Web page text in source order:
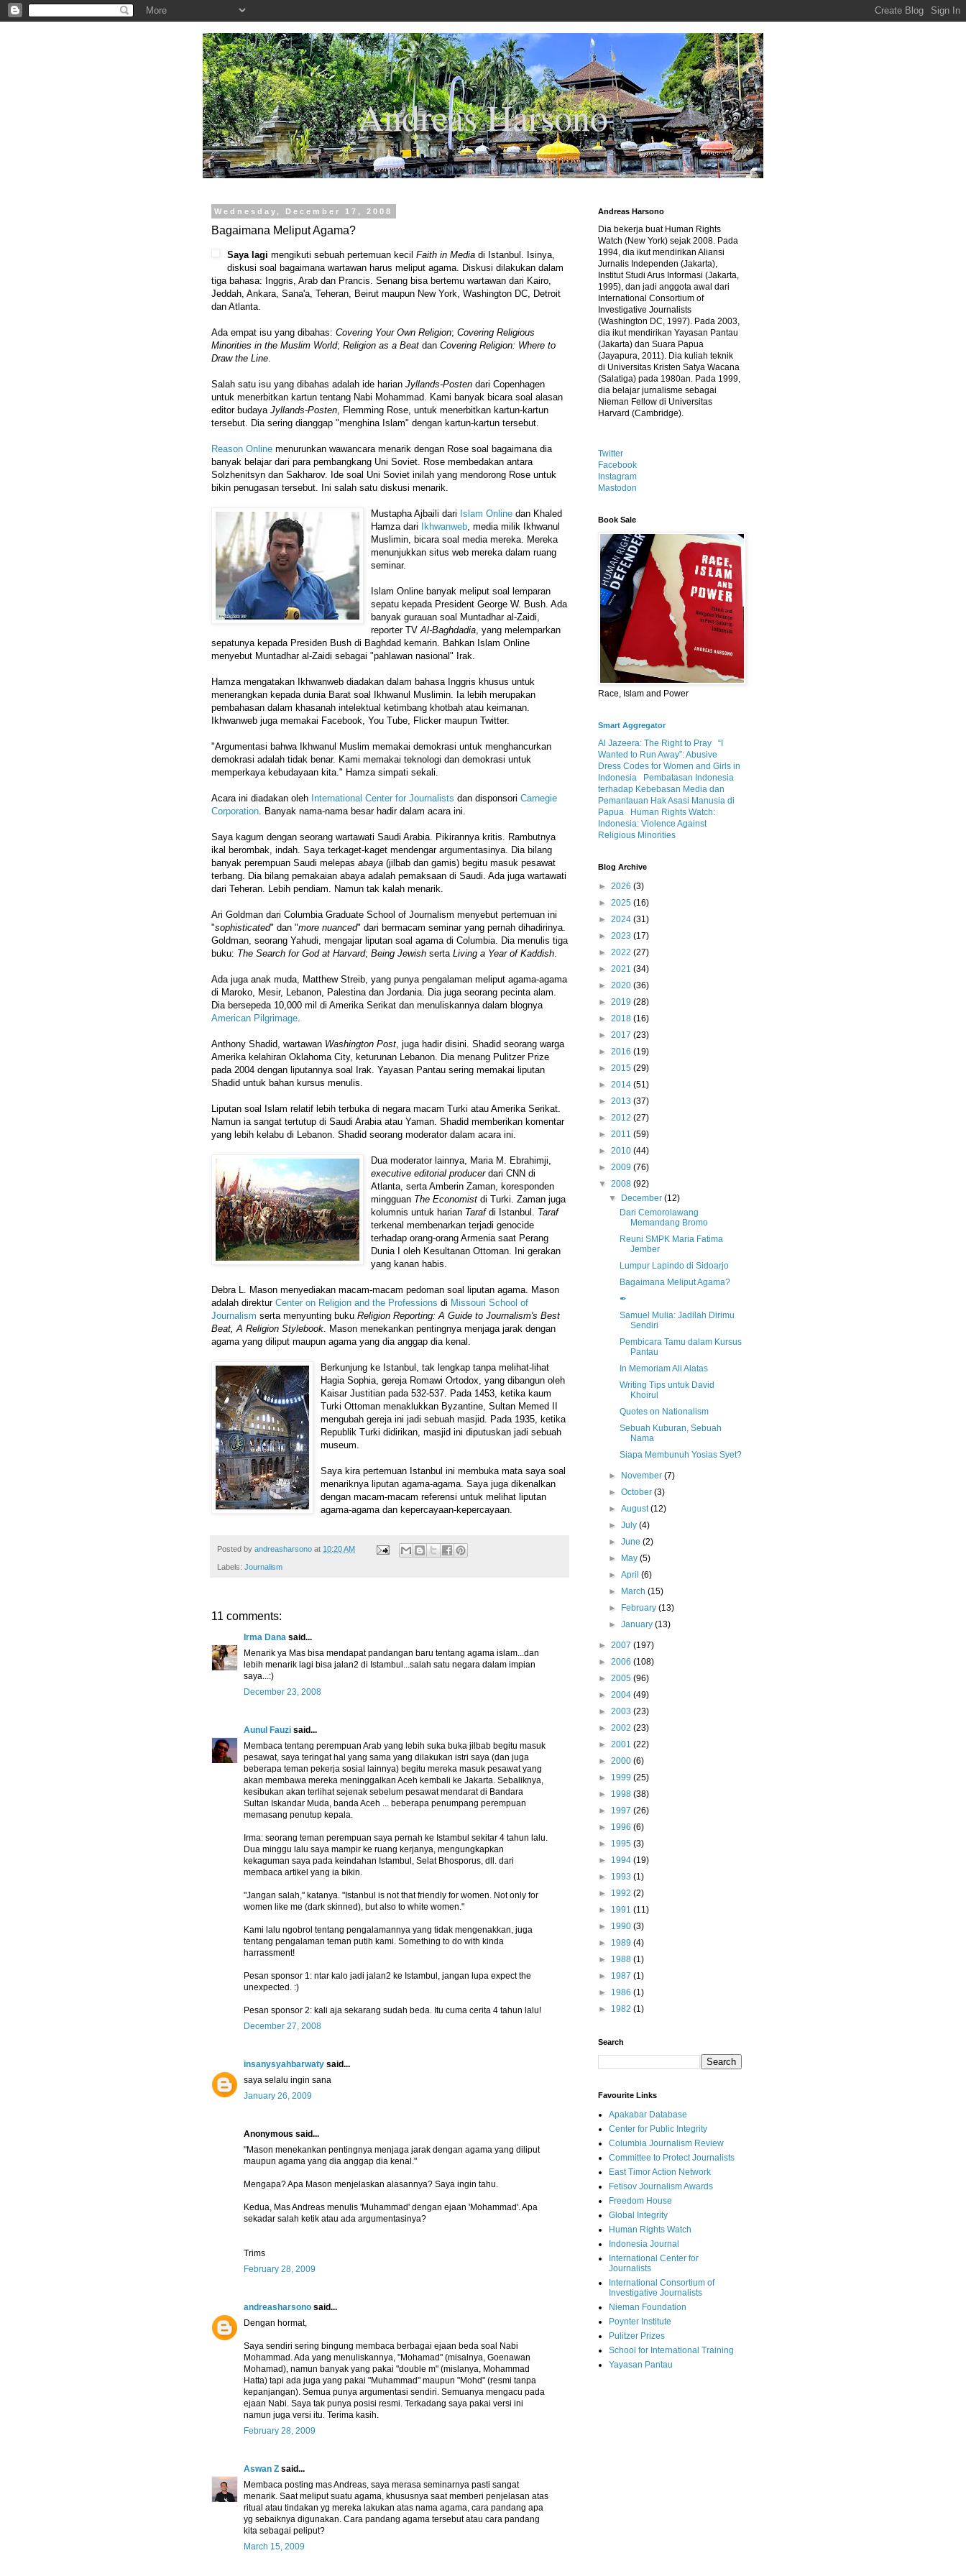
.
Andreas Harsono
Wednesday, December 17, 2008
Bagaimana Meliput Agama?
Sayalagi mengikuti sebuah pertemuan kecil Faith in Media di Istanbul. Isinya,
diskusi soal bagaimana wartawan harus meliput agama. Diskusi dilakukan dalam
tiga bahasa: Inggris, Arab dan Prancis. Senang bisa bertemu wartawan dari Kairo,
Jeddah, Ankara, Sana'a, Teheran, Beirut maupun New York, Washington DC, Detroit
dan Atlanta.
Ada empat isu yang dibahas: Covering Your Own Religion; Covering Religious
Minorities in the Muslim World; Religion as a Beat dan Covering Religion: Where to
Draw the Line.
Salah satu isu yang dibahas adalah ide harian Jyllands-Posten dari Copenhagen
untuk menerbitkan kartun tentang Nabi Mohammad. Kami banyak bicara soal alasan
editor budaya Jyllands-Posten, Flemming Rose, untuk menerbitkan kartun-kartun
tersebut. Dia sering dianggap "menghina Islam" dengan kartun-kartun tersebut.
Reason Online menurunkan wawancara menarik dengan Rose soal bagaimana dia
banyak belajar dari para pembangkang Uni Soviet. Rose membedakan antara
Solzhenitsyn dan Sakharov. Ide soal Uni Soviet inilah yang mendorong Rose untuk
bikin penugasan tersebut. Ini salah satu diskusi menarik.
Mustapha Ajbaili dari Islam Online dan Khaled
Hamza dari
Ikhwanweb, media milik Ikhwanul
Muslimin, bicara soal media mereka. Mereka
menunjukkan situs web mereka dalam ruang
seminar.
Islam Online banyak meliput soal lemparan
sepatu kepada President George W. Bush. Ada
banyak gurauan soal Muntadhar al-Zaidi,
reporter TVAl-Baghdadia, yang melemparkan
sepatunya kepada Presiden Bush di Baghdad kemarin. Bahkan Islam Online
menyebut Muntadhar al-Zaidi sebagai "pahlawan nasional" Irak.
Hamza mengatakan Ikhwanweb diadakan dalam bahasa Inggris khusus untuk
menerangkan kepada dunia Barat soal Ikhwanul Muslimin. Ia lebih merupakan
pembahasan dalam khasanah intelektual ketimbang khotbah atau keimanan.
Ikhwanweb juga memakai Facebook, You Tube, Flicker maupun Twitter.
"Argumentasi bahwa Ikhwanul Muslim memakai demokrasi untuk menghancurkan
demokrasi adalah tidak benar. Kami memakai teknologi dan demokrasi untuk
memperkaya kebudayaan kita." Hamza simpati sekali.
Acara ini diadakan oleh International Center for Journalists dan disponsori Carnegie
Corporation. Banyak nama-nama besar hadir dalam acara ini.
Saya kagum dengan seorang wartawati Saudi Arabia. Pikirannya kritis. Rambutnya
ikal berombak, indah. Saya terkaget-kaget mendengar argumentasinya. Dia bilang
banyak perempuan Saudi melepas abaya (jilbab dan gamis) begitu masuk pesawat
terbang. Dia bilang pemakaian abaya adalah pemaksaan di Saudi. Ada juga wartawati
dari Teheran. Lebih pendiam. Namun tak kalah menarik.
Ari Goldman dari Columbia Graduate School of Journalism menyebut pertemuan ini
"sophisticated" dan "more nuanced" dari bermacam seminar yang pernah dihadirinya.
Goldman, seorang Yahudi, mengajar liputan soal agama di Columbia. Dia menulis tiga
buku: The Search for God at Harvard; Being Jewish serta Living a Year of Kaddish.
Ada juga anak muda, Matthew Streib, yang punya pengalaman meliput agama-agama
di Maroko, Mesir, Lebanon, Palestina dan Jordania. Dia juga seorang pecinta alam.
Dia bersepeda 10,000 mil di Amerika Serikat dan menuliskannya dalam blognya
American Pilgrimage.
Anthony Shadid, wartawan Washington Post, juga hadir disini. Shadid seorang warga
Amerika kelahiran Oklahoma City, keturunan Lebanon. Dia menang Pulitzer Prize
pada 2004 dengan liputannya soal Irak. Yayasan Pantau sering memakai liputan
Shadid untuk bahan kursus menulis.
Liputan soal Islam relatif lebih terbuka di negara macam Turki atau Amerika Serikat.
Namun ia sangat tertutup di Saudi Arabia atau Yaman. Shadid memberikan komentar
yang lebih kelabu di Lebanon. Shadid seorang moderator dalam acara ini.
Dua moderator lainnya, Maria M. Ebrahimji,
executive editorial producerdari CNN di
Atlanta, serta Amberin Zaman, koresponden
mingguan The Economist di Turki. Zaman juga
kolumnis untuk harian Tarafdi Istanbul. Taraf
terkenal membenarkan terjadi genocide
terhadap orang-orang Armenia saat Perang
Dunia I oleh Kesultanan Ottoman. Ini gerakan
yang kanan habis.
Debra L. Mason menyediakan macam-macam pedoman soal liputan agama. Mason
adalah direktur Center on Religion and the Professions di Missouri School of
Journalism serta menyunting buku Religion Reporting: A Guide to Journalism's Best
Beat, A Religion Stylebook. Mason menekankan pentingnya menjaga jarak dengan
agama yang diliput maupun agama yang dia anggap dia kenal.
Berkunjung ke Istanbul, tak lengkap tanpa melihat-lihat
Hagia Sophia, gereja Romawi Ortodox, yang dibangun oleh
Kaisar Justitian pada 532-537. Pada 1453, ketika kaum
Turki Ottoman menaklukkan Byzantine, Sultan Memed II
mengubah gereja ini jadi sebuah masjid. Pada 1935, ketika
Republik Turki didirikan, masjid ini diputuskan jadi sebuah
museum.
Saya kira pertemuan Istanbul ini membuka mata saya soal
menariknya liputan agama-agama. Saya juga dikenalkan
dengan macam-macam referensi untuk melihat liputan
agama-agama dan kepercayaan-kepercayaan.
Posted by andreasharsono at 10:20 AM
Labels: Journalism
11 comments:
Irma Dana said...
Menarik ya Mas bisa mendapat pandangan baru tentang agama islam...dan
lebih menarik lagi bisa jalan2 di Istambul...salah satu negara dalam impian
saya...:)
December 23, 2008
Aunul Fauzi said...
Membaca tentang perempuan Arab yang lebih suka buka jilbab begitu masuk
pesawat, saya teringat hal yang sama yang dilakukan istri saya (dan juga
beberapa teman pekerja sosial lainnya) begitu mereka masuk pesawat yang
akan membawa mereka meninggalkan Aceh kembali ke Jakarta. Sebaliknya,
kesibukan akan terlihat sejenak sebelum pesawat mendarat di Bandara
Sultan Iskandar Muda, banda Aceh ... beberapa penumpang perempuan
memasang penutup kepala.
Irma: seorang teman perempuan saya pernah ke Istambul sekitar 4 tahun lalu.
Dua minggu lalu saya mampir ke ruang kerjanya, mengungkapkan
kekaguman saya pada keindahan Istambul, Selat Bhosporus, dll. dari
membaca artikel yang ia bikin.
"Jangan salah," katanya. "Istanbul is not that friendly for women. Not only for
women like me (dark skinned), but also to white women."
Kami lalu ngobrol tentang pengalamannya yang tidak mengenakkan, juga
tentang pengalaman teman putih kami. Something to do with kinda
harrassment!
Pesan sponsor 1: ntar kalo jadi jalan2 ke Istambul, jangan lupa expect the
unexpected. :)
Pesan sponsor 2: kali aja sekarang sudah beda. Itu cuma cerita 4 tahun lalu!
December 27, 2008
insanysyahbarwaty said...
saya selalu ingin sana
January 26, 2009
Anonymous said...
"Mason menekankan pentingnya menjaga jarak dengan agama yang diliput
maupun agama yang dia anggap dia kenal."
Mengapa? Apa Mason menjelaskan alasannya? Saya ingin tahu.
Kedua, Mas Andreas menulis 'Muhammad' dengan ejaan 'Mohammad'. Apa
sekadar salah ketik atau ada argumentasinya?
Trims
February 28, 2009
andreasharsono said...
Dengan hormat,
Saya sendiri sering bingung membaca berbagai ejaan beda soal Nabi
Mohammad. Ada yang menuliskannya, "Mohamad" (misalnya, Goenawan
Mohamad), namun banyak yang pakai "double m" (mislanya, Mohammad
Hatta) tapi ada juga yang pakai "Muhammad" maupun "Mohd" (resmi tanpa
kepanjangan). Semua punya argumentasi sendiri. Semuanya mengacu pada
ejaan Nabi. Saya tak punya posisi resmi. Terkadang saya pakai versi ini
namun juga versi itu. Terima kasih.
February 28, 2009
Aswan Z said...
Membaca posting mas Andreas, saya merasa seminarnya pasti sangat
menarik. Saat meliput suatu agama, khususnya saat memberi penjelasan atas
ritual atau tindakan yg mereka lakukan atas nama agama, cara pandang apa
yg sebaiknya digunakan. Cara pandang agama tersebut atau cara pandang
kita sebagai peliput?
March 15, 2009
Andreas Harsono
Dia bekerja buat Human Rights
Watch (New York) sejak 2008. Pada
1994, dia ikut mendirikan Aliansi
Jurnalis Independen (Jakarta),
Institut Studi Arus Informasi (Jakarta,
1995), dan jadi anggota awal dari
International Consortium of
Investigative Journalists
(Washington DC, 1997). Pada 2003,
dia ikut mendirikan Yayasan Pantau
(Jakarta) dan Suara Papua
(Jayapura, 2011). Dia kuliah teknik
di Universitas Kristen Satya Wacana
(Salatiga) pada 1980an. Pada 1999,
dia belajar jurnalisme sebagai
Nieman Fellow di Universitas
Harvard (Cambridge).
Twitter
Facebook
Instagram
Mastodon
Book Sale
Race, Islam and Power
Smart Aggregator
Al Jazeera: The Right to Pray
“I
Wanted to Run Away”: Abusive
Dress Codes for Women and Girls in
Indonesia
Pembatasan Indonesia
terhadap Kebebasan Media dan
Pemantauan Hak Asasi Manusia di
Papua
Human Rights Watch:
Indonesia: Violence Against
Religious Minorities
Blog Archive
► 2026 (3)
► 2025 (16)
► 2024 (31)
► 2023 (17)
► 2022 (27)
► 2021 (34)
► 2020 (36)
► 2019 (28)
► 2018 (16)
► 2017 (23)
► 2016 (19)
► 2015 (29)
► 2014 (51)
► 2013 (37)
► 2012 (27)
► 2011 (59)
► 2010 (44)
► 2009 (76)
▼ 2008 (92)
▼
December(12)
Dari Cemorolawang
Memandang Bromo
Reuni SMPK Maria Fatima
Jember
Lumpur Lapindo di Sidoarjo
Bagaimana Meliput Agama?
✒
Samuel Mulia: Jadilah Dirimu
Sendiri
Pembicara Tamu dalam Kursus
Pantau
In Memoriam Ali Alatas
Writing Tips untuk David
Khoirul
Quotes on Nationalism
Sebuah Kuburan, Sebuah
Nama
Siapa Membunuh Yosias Syet?
► November(7)
►October(3)
►August(12)
►July(4)
►June(2)
►
May(5)
►April(6)
►
March(15)
►
February(13)
►January(13)
► 2007 (197)
► 2006 (108)
► 2005 (96)
► 2004 (49)
► 2003 (23)
► 2002 (23)
► 2001 (22)
► 2000 (6)
► 1999 (25)
► 1998 (38)
► 1997 (26)
► 1996 (6)
► 1995 (3)
► 1994 (19)
► 1993 (1)
► 1992 (2)
► 1991 (11)
► 1990 (3)
► 1989 (4)
► 1988 (1)
► 1987 (1)
► 1986 (1)
► 1982 (1)
Search
Favourite Links
Apakabar Database
Center for Public Integrity
Columbia Journalism Review
Committee to Protect Journalists
East Timor Action Network
Fetisov Journalism Awards
Freedom House
Global Integrity
Human Rights Watch
Indonesia Journal
International Center for
Journalists
International Consortium of
Investigative Journalists
Nieman Foundation
Poynter Institute
Pulitzer Prizes
School for International Training
Yayasan Pantau